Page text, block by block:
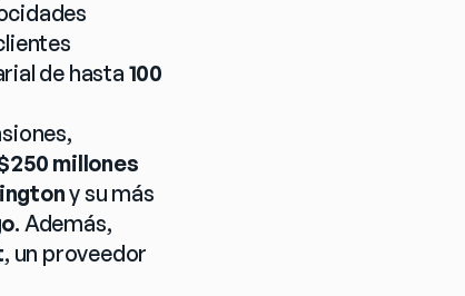
de hasta 100
millones
y su más
. Además,
, un proveedor